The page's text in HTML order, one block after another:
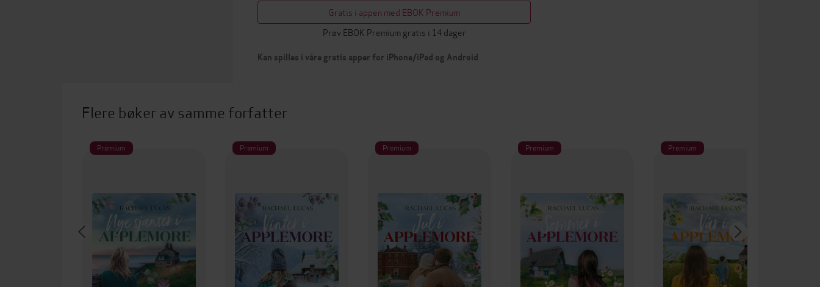
Gratis i appen med EBOK Premium
Prøv EBOK Premium gratis i 14 dager
Kan spilles i våre gratis apper for iPhone/iPad og Android
Flere bøker av samme forfatter
Premium Premium Premium Premium Premium